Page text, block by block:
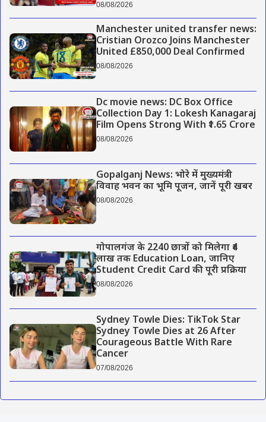
08/08/2026
Manchester united transfer news:
Cristian Orozco Joins Manchester
United £850,000 Deal Confirmed
08/08/2026
Dc movie news: DC Box Office
Collection Day 1: Lokesh Kanagaraj
Film Opens Strong With ₹1.65 Crore
08/08/2026
Gopalganj News: भोरे में मुख्यमंत्री
विवाह भवन का भूमि पूजन, जानें पूरी खबर
08/08/2026
गोपालगंज के 2240 छात्रों को मिलेगा ₹4
लाख तक Education Loan, जानिए
Student Credit Card की पूरी प्रक्रिया
08/08/2026
Sydney Towle Dies: TikTok Star
Sydney Towle Dies at 26 After
Courageous Battle With Rare
Cancer
07/08/2026